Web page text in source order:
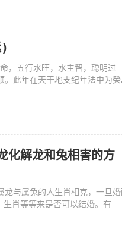
)
，五行水旺，水主智，聪明过
。此年在天干地支纪年法中为
化解龙和兔相害的方
龙与属兔的人生肖相克，一旦
肖等等来是否可以结婚。有